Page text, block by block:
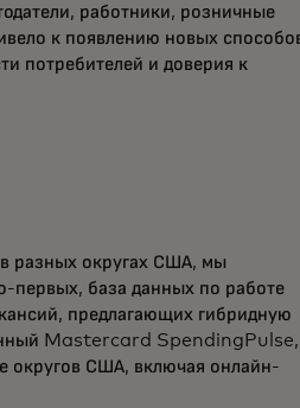
работники, розничные
к появлению новых
потребителей и доверия к
разных округах США, мы
первых, база данных по работе
предлагающих гибридную
Mastercard SpendingPulse,
округов США, включая онлайн-